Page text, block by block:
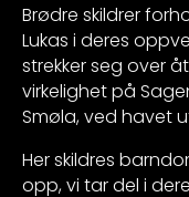
Brødre skildrer
Lukas i deres
strekker seg over
virkelighet på
Smøla, ved havet
Her skildres
opp, vi tar del i